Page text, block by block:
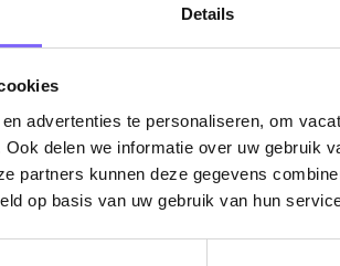
Details
advertenties te personaliseren, om
delen we informatie over uw gebruik
partners kunnen deze gegevens
op basis van uw gebruik van hun
alle items